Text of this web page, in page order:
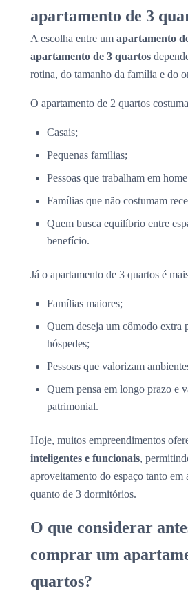
apartamento de 3
A escolha entre um apartamento
apartamento de 3 quartos
rotina, do tamanho da família e do
O apartamento de 2 quartos
Casais;
Pequenas famílias;
Pessoas que trabalham em
Famílias que não costumam
Quem busca equilíbrio entre
benefício.
Já o apartamento de 3 quartos é
Famílias maiores;
Quem deseja um cômodo extra
hóspedes;
Pessoas que valorizam
Quem pensa em longo prazo e
patrimonial.
Hoje, muitos empreendimentos
inteligentes e funcionais,
aproveitamento do espaço tanto em
quanto de 3 dormitórios.
O que considerar
comprar um
quartos?